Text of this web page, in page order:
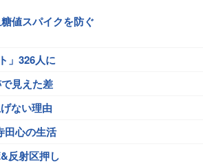
値スパイクを防ぐ
」326人に
見えた差
ない理由
心の生活
反射区押し